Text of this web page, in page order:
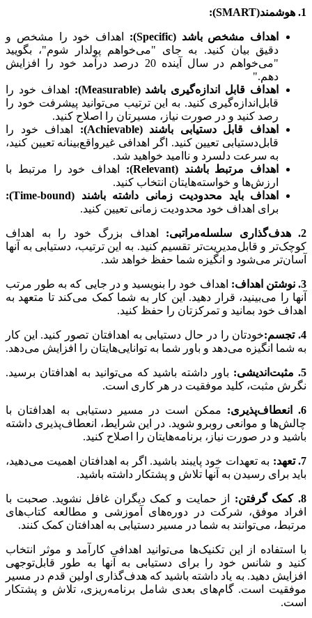
1. هوشمند(SMART):
اهداف مشخص باشد (Specific
): اهداف خود را مشخص و
دقیق بیان کنید. به جای "می‌خواهم پولدار شوم"، بگویید
"می‌خواهم در سال آینده 20 درصد درآمد خود را افزایش
دهم."
اهداف قابل اندازه‌گیری باشد (Measurable
): اهداف خود را
قابل‌اندازه‌گیری کنید. به این ترتیب می‌توانید پیشرفت خود را
رصد کنید و در صورت نیاز، مسیرتان را اصلاح کنید.
اهداف قابل دستیابی باشند (Achievable
):
اهداف خود را
قابل‌دستیابی تعیین کنید. اگر اهدافی غیرواقع‌بینانه تعیین کنید،
به سرعت دلسرد و ناامید خواهید شد.
اهداف مرتبط باشند (Relevant
):
اهداف خود را مرتبط با
ارزش‌ها و خواسته‌هایتان انتخاب کنید.
اهداف باید محدودیت زمانی داشته باشند (Time-bound
):
برای اهداف خود محدودیت زمانی تعیین کنید.
2. هدف‌گذاری سلسله‌مراتبی:
اهداف بزرگ خود را به اهداف
کوچک‌تر و قابل‌مدیریت‌تر تقسیم کنید. به این ترتیب، دستیابی به آنها
آسان‌تر می‌شود و انگیزه شما حفظ خواهد شد.
3. نوشتن اهداف:
اهداف خود را بنویسید و در جایی که به طور مرتب
آنها را می‌بینید، قرار دهید. این کار به شما کمک می‌کند تا متعهد به
اهداف خود بمانید و تمرکزتان را حفظ کنید.
4. تجسم:
خودتان را در حال دستیابی به اهدافتان تصور کنید. این کار
به شما انگیزه می‌دهد و باور شما به توانایی‌هایتان را افزایش می‌دهد.
5. مثبت‌اندیشی:
باور داشته باشید که می‌توانید به اهدافتان برسید.
نگرش مثبت، کلید موفقیت در هر کاری است.
6. انعطاف‌پذیری:
ممکن است در مسیر دستیابی به اهدافتان با
چالش‌ها و موانعی روبرو شوید. در این شرایط، انعطاف‌پذیری داشته
باشید و در صورت نیاز، برنامه‌هایتان را اصلاح کنید.
7. تعهد:
به تعهدات خود پایبند باشید. اگر به اهدافتان اهمیت می‌دهید،
باید برای رسیدن به آنها تلاش و پشتکار داشته باشید.
8. کمک گرفتن:
از حمایت و کمک دیگران غافل نشوید. صحبت با
افراد موفق، شرکت در دوره‌های آموزشی و مطالعه کتاب‌های
مرتبط، می‌توانند به شما در مسیر دستیابی به اهدافتان کمک کنند.
با استفاده از این تکنیک‌ها می‌توانید اهدافی کارآمد و موثر انتخاب
کنید و شانس خود را برای دستیابی به آنها به طور قابل‌توجهی
افزایش دهید. به یاد داشته باشید که هدف‌گذاری اولین قدم در مسیر
موفقیت است. گام‌های بعدی شامل برنامه‌ریزی، تلاش و پشتکار
است.